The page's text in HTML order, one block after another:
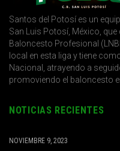
Santos del Potosí es un
San Luis Potosí, México,
Baloncesto Profesional
local en esta liga y tiene
Nacional, atrayendo a
promoviendo el baloncesto
NOTICIAS RECIENTES
NOVIEMBRE 9, 2023